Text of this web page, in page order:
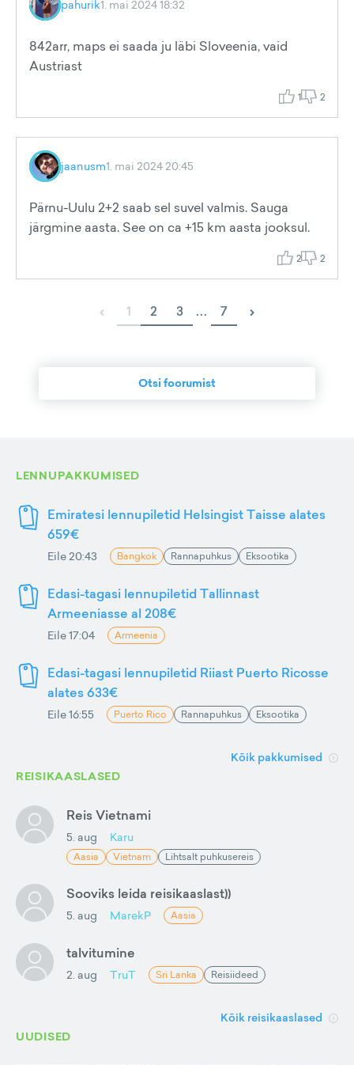
pahurik1. mai 2024 18:32
842arr, maps ei saada ju läbi Sloveenia, vaid
Austriast
1 2
jaanusm1. mai 2024 20:45
Pärnu-Uulu 2+2 saab sel suvel valmis. Sauga
järgmine aasta. See on ca +15 km aasta jooksul.
2 2
‹ 1 2 3 ... 7 ›
Otsi foorumist
LENNUPAKKUMISED
Emiratesi lennupiletid Helsingist Taisse alates
659€
Eile 20:43 Bangkok Rannapuhkus Eksootika
Edasi-tagasi lennupiletid Tallinnast
Armeeniasse al 208€
Eile 17:04 Armeenia
Edasi-tagasi lennupiletid Riiast Puerto Ricosse
alates 633€
Eile 16:55 Puerto Rico Rannapuhkus Eksootika
Kõik pakkumised
REISIKAASLASED
Reis Vietnami
5. aug Karu
Aasia Vietnam Lihtsalt puhkusereis
Sooviks leida reisikaaslast))
5. aug MarekP Aasia
talvitumine
2. aug TruT Sri Lanka Reisiideed
Kõik reisikaaslased
UUDISED